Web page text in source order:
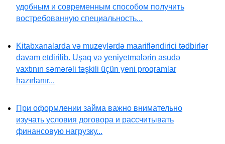
удобным и современным способом получить
востребованную специальность...
Kitabxanalarda və muzeylərdə maarifləndirici tədbirlər
davam etdirilib. Uşaq və yeniyetmələrin asudə
vaxtının səmərəli təşkili üçün yeni proqramlar
hazırlanır...
При оформлении займа важно внимательно
изучать условия договора и рассчитывать
финансовую нагрузку...